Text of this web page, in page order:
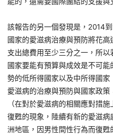
該報告的另一個發現是，2014
國家的愛滋病治療與預防將花
支出總費用至少三分之一，所
國家要能有預算與成效是不可
勢的低所得國家以及中所得國
愛滋病的治療與預防與國家政
（在對於愛滋病的相關應對措
復甦的現象，陸續有新的愛滋
洲地區，因男性間性行為而復甦